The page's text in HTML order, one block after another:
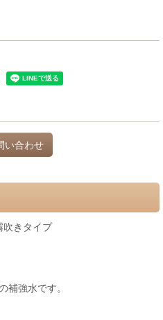
い合わせ
きタイプ
強水です。